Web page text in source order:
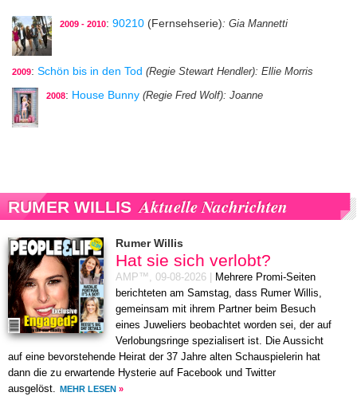
2009 - 2010: 90210 (Fernsehserie): Gia Mannetti
2009: Schön bis in den Tod (Regie Stewart Hendler): Ellie Morris
2008: House Bunny (Regie Fred Wolf): Joanne
RUMER WILLIS Aktuelle Nachrichten
Rumer Willis
Hat sie sich verlobt?
AMP™, 09-08-2026
Mehrere Promi-Seiten
berichteten am Samstag, dass Rumer Willis,
gemeinsam mit ihrem Partner beim Besuch
eines Juweliers beobachtet worden sei, der auf
Verlobungsringe spezialisert ist. Die Aussicht
auf eine bevorstehende Heirat der 37 Jahre alten Schauspielerin hat
dann die zu erwartende Hysterie auf Facebook und Twitter
ausgelöst. MEHR LESEN »